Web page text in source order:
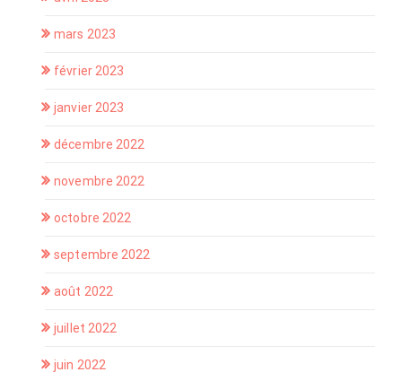
mars 2023
février 2023
janvier 2023
décembre 2022
novembre 2022
octobre 2022
septembre 2022
août 2022
juillet 2022
juin 2022